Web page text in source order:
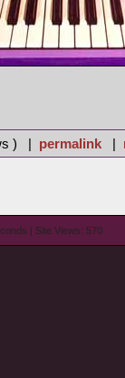
) | permalink |
| Site Views: 570